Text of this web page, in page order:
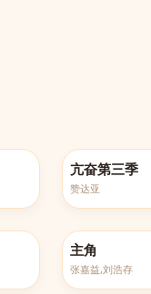
亢奋第三季
赞达亚
更新至第27集
主角
张嘉益,刘浩存